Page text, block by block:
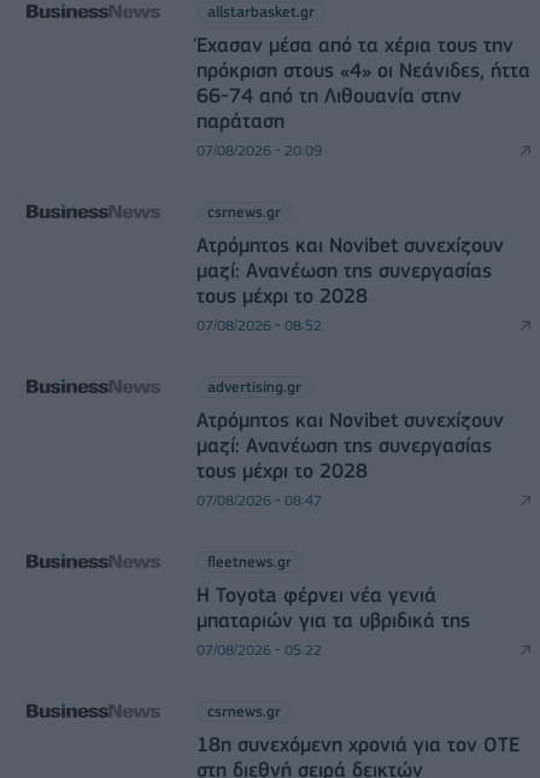
allstarbasket.gr
Έχασαν μέσα από τα χέρια τους την
πρόκριση στους «4» οι Νεάνιδες, ήττα
66-74 από τη Λιθουανία στην
παράταση
07/08/2026 - 20:09
csrnews.gr
Ατρόμητος και Novibet συνεχίζουν
μαζί: Ανανέωση της συνεργασίας
τους μέχρι το 2028
07/08/2026 - 08:52
advertising.gr
Ατρόμητος και Novibet συνεχίζουν
μαζί: Ανανέωση της συνεργασίας
τους μέχρι το 2028
07/08/2026 - 08:47
fleetnews.gr
Η Toyota φέρνει νέα γενιά
μπαταριών για τα υβριδικά της
07/08/2026 - 05:22
csrnews.gr
18η συνεχόμενη χρονιά για τον ΟΤΕ
στη διεθνή σειρά δεικτών